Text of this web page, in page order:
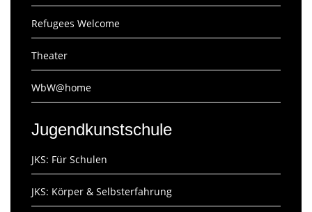
Refugees Welcome
Theater
WbW@home
Jugendkunstschule
JKS: Für Schulen
JKS: Körper & Selbsterfahrung